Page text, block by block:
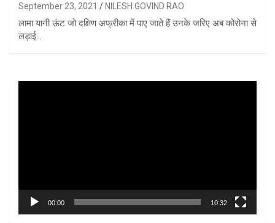
September 23, 2021 NILESH GOVIND RAO
लामा यानी ऊंट जो दक्षिण अफ्रीका में पाए जाते हैं उनके जरिए अब कोरोना से
लड़ाई…
00:00 10:32